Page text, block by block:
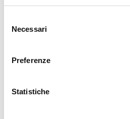
delNecessari
Preferenze
Statistiche
CASTEL SAN PIETRO
74/2025
Seminario di aggiornamento